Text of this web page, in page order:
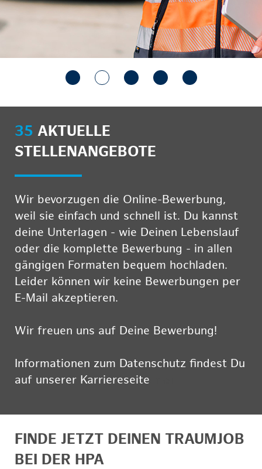
35 AKTUELLE
STELLENANGEBOTE
Wir bevorzugen die Online-Bewerbung,
weil sie einfach und schnell ist. Du kannst
deine Unterlagen - wie Deinen Lebenslauf
oder die komplette Bewerbung - in allen
gängigen Formaten bequem hochladen.
Leider können wir keine Bewerbungen per
E-Mail akzeptieren.
Wir freuen uns auf Deine Bewerbung!
Informationen zum Datenschutz findest Du
auf unserer Karriereseite
FINDE JETZT DEINEN TRAUMJOB
BEI DER HPA